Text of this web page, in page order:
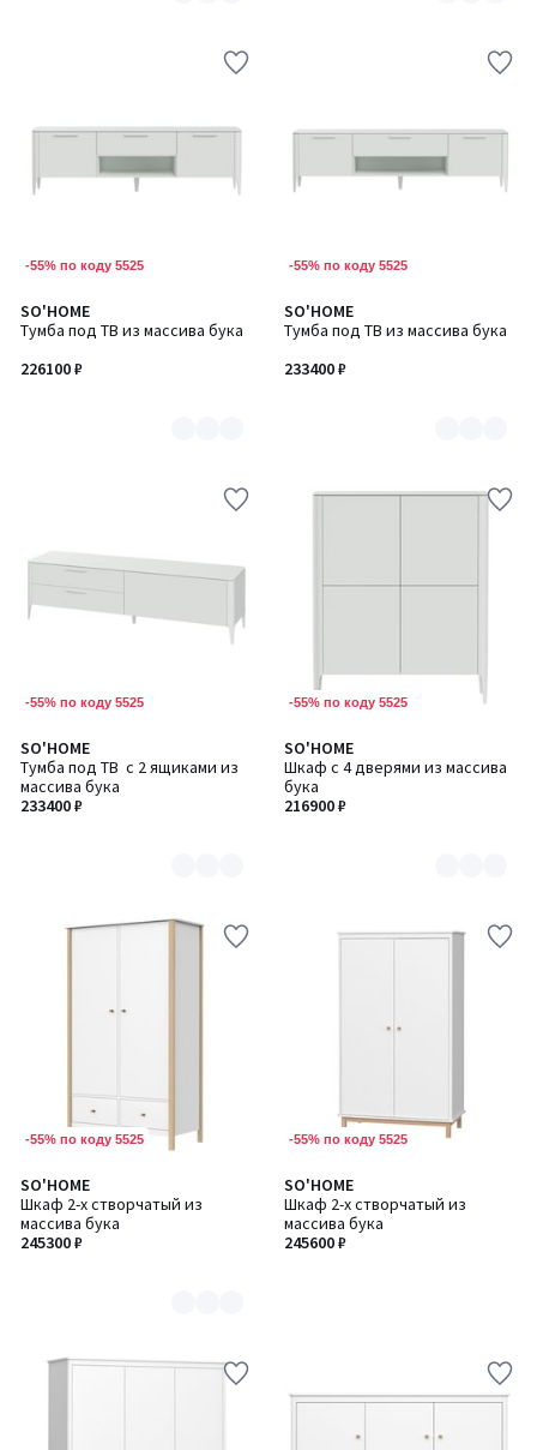
-55% по коду 5525
SO'HOME
Тумба под ТВ из массива бука
226100 ₽
Количество
цветов:
6
-55% по коду 5525
SO'HOME
Тумба под ТВ из массива бука
233400 ₽
Количество
цветов:
6
-55% по коду 5525
SO'HOME
Тумба под ТВ с 2 ящиками из
массива бука
233400 ₽
Количество
цветов:
6
-55% по коду 5525
SO'HOME
Шкаф с 4 дверями из массива
бука
216900 ₽
Количество
цветов:
6
-55% по коду 5525
SO'HOME
Шкаф 2-х створчатый из
массива бука
245300 ₽
Количество
цветов:
2
-55% по коду 5525
SO'HOME
Шкаф 2-х створчатый из
массива бука
245600 ₽